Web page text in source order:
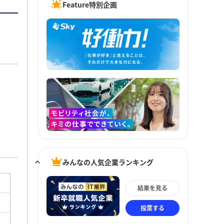
Feature特別企画
みんなの人気企業ランキング
結果を見る
投票する